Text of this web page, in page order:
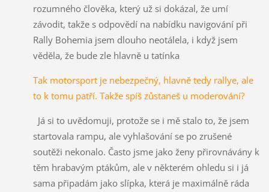
rozumného člověka, který už si dokázal, že umí
závodit, takže s odpovědí na nabídku navigování při
Rally Bohemia jsem dlouho neotálela, i když jsem
věděla, že bude zle hlavně u tatínka
Tak motorsport je nebezpečný, hlavně tedy rallye, ale
to k tomu patří. Takže spíš zůstaneš u moderování?
Já si to uvědomuji, protože se i mě stalo to, že jsem
startovala rampu, ale vyhlašování se po zrušené
soutěži nekonalo. Často jsme jako ženy přirovnávány k
těm hrabavým ptákům, ale v některém ohledu si i já
sama připadám jako slípka, která je maximálně ráda